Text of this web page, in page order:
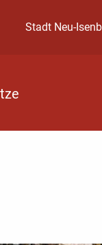
Stadt Neu-